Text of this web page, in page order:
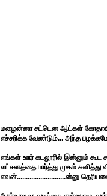
மழைன்னா சட்டென ஆட்கள்
எச்சரிக்க வேண்டும்... அந்த
எங்கள் ஊர் கடலூரில் இன்னும் கூட
லட்சனத்தை பார்த்து முகம் சுளித்து
எவன்...........................ன்னு